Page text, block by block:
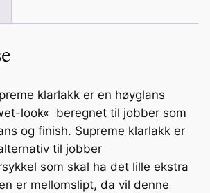
t
0
7
9
,
2
0
klarlakk er en høyglans
look« beregnet til jobber som
og finish. Supreme klarlakk er
til jobber
som skal ha det lille ekstra
er mellomslipt, da vil denne